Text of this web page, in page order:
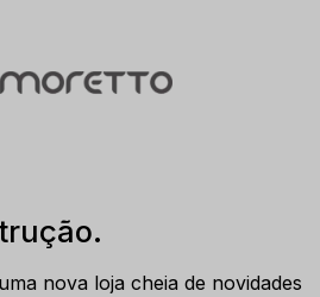
nova loja cheia de novidades